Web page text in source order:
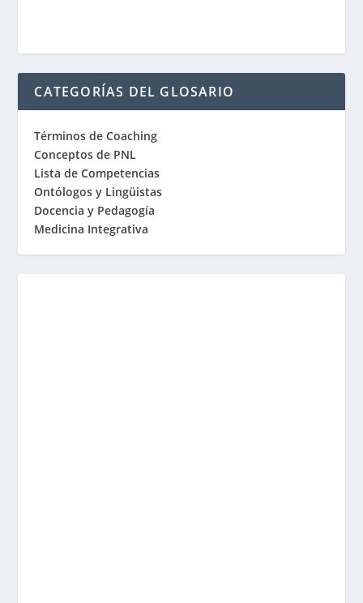
CATEGORÍAS DEL GLOSARIO
Términos de Coaching
Conceptos de PNL
Lista de Competencias
Ontólogos y Lingüistas
Docencia y Pedagogía
Medicina Integrativa